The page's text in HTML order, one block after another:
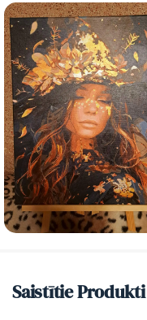
Saistītie Produkti